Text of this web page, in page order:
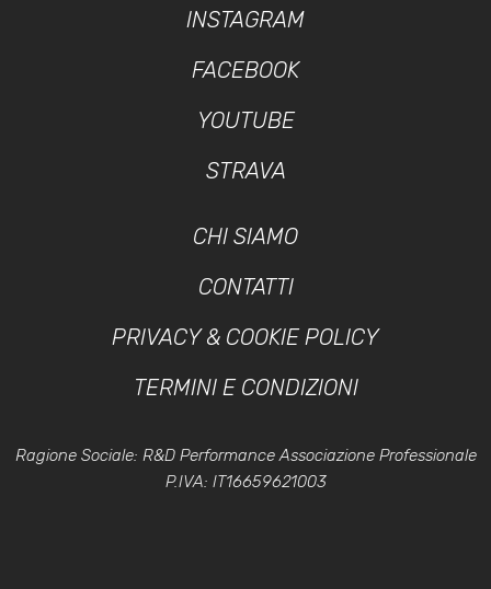
INSTAGRAM
FACEBOOK
YOUTUBE
STRAVA
CHI SIAMO
CONTATTI
PRIVACY & COOKIE POLICY
TERMINI E CONDIZIONI
Ragione Sociale: R&D Performance Associazione Professionale
P.IVA: IT16659621003